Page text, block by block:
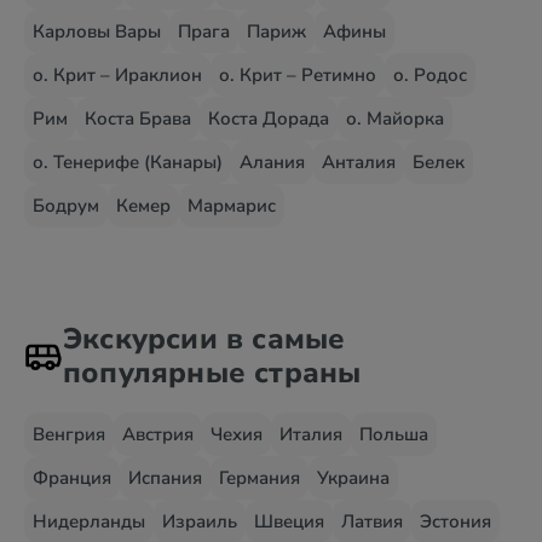
Карловы Вары
Прага Париж
Афины
о. Крит – Ираклион
о. Крит – Ретимно
о. Родос
Рим
Коста Брава Коста Дорада
о. Майорка
о. Тенерифе (Канары)
Алания Анталия
Белек
Бодрум
Кемер Мармарис
Экскурсии в самые
популярные страны
Венгрия Австрия Чехия Италия
Польша
Франция
Испания Германия
Украина
Нидерланды
Израиль Швеция Латвия
Эстония